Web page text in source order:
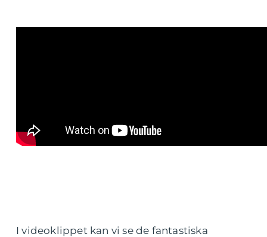
I videoklippet kan vi se de fantastiska